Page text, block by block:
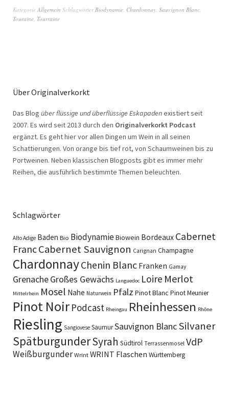
Kategorie Allgemein SchlagwörterBiodynamie, Chardonnay, Sauvignon Blanc,
Touraine, Tourraine
Über Originalverkorkt
Das Blog über flüssige und überflüssige Eskapadenexistiert seit
2007. Es wird seit 2013 durch den Originalverkorkt Podcast
ergänzt. Es geht hier vor allen Dingen um Wein in all seinen
Schattierungen. Von orange bis tief rot, von Schaumweinen bis zu
Portweinen. Neben klassischen Blogposts gibt es immer mehr
Reihen, die ausführlich bestimmte Themen beleuchten.
Schlagwörter
Alto Adige Baden Bio BiodynamieBiowein Bordeaux Cabernet
FrancCabernet Sauvignon Carignan Champagne
ChardonnayChenin Blanc Franken Gamay
GrenacheGroßes Gewächs Languedoc Loire Merlot
Mittelrhein Mosel Nahe Naturwein Pfalz Pinot Blanc Pinot Meunier
Pinot Noir Podcast Rheingau Rheinhessen Rhône
Riesling Sangiovese SaumurSauvignon BlancSilvaner
SpätburgunderSyrah Südtirol Terrassenmosel VdP
Weißburgunder Wrint WRINT Flaschen Württemberg